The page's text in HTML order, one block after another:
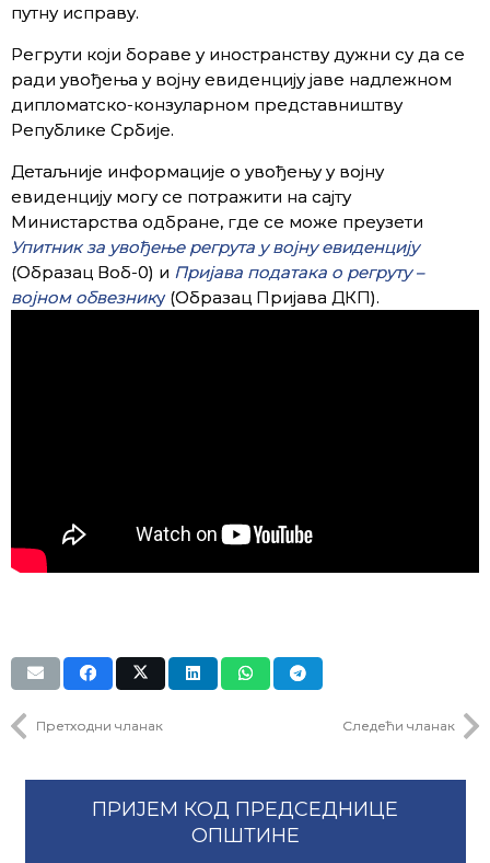
путну исправу.
Регрути који бораве у иностранству дужни су да се
ради увођења у војну евиденцију јаве надлежном
дипломатско-конзуларном представништву
Републике Србије.
Детаљније информације о увођењу у војну
евиденцију могу се потрaжити на сајту
Министарства одбране, где се може преузети
Упитник за увођење регрута у војну евиденцију
(Образац Воб-0) и Пријавa података о регруту –
војном обвезнику (Образац Пријава ДКП).
Претходни чланак Следећи чланак
ПРИЈЕМ КОД ПРЕДСЕДНИЦЕ
ОПШТИНЕ